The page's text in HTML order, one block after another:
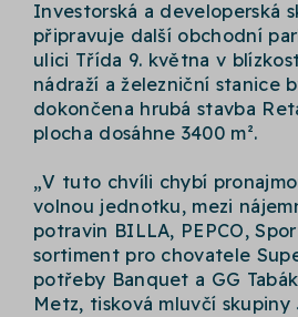
Investorská a developerská
připravuje další obchodní
ulici Třída 9. května v
nádraží a železniční stanice
dokončena hrubá stavba
plocha dosáhne 3400 m².
„V tuto chvíli chybí
volnou jednotku, mezi
potravin BILLA, PEPCO,
sortiment pro chovatele
potřeby Banquet a GG
Metz, tisková mluvčí skupiny